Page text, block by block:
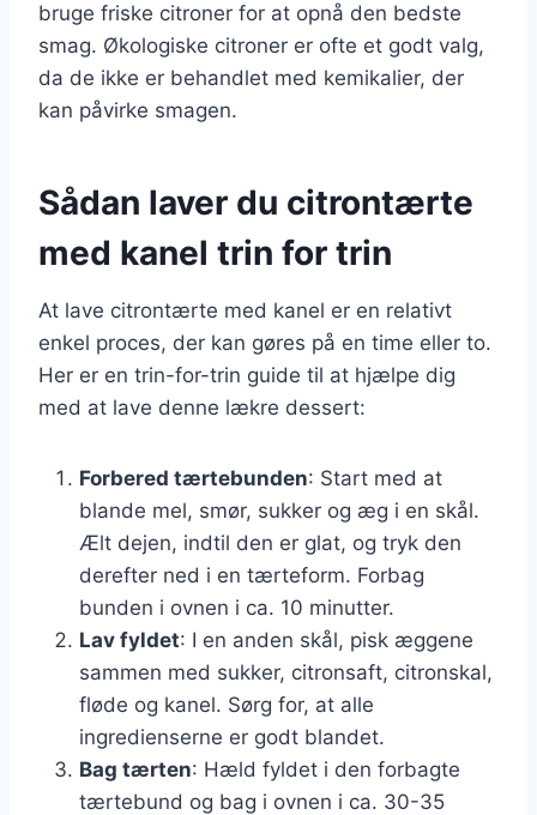
bruge friske citroner for at opnå den bedste
smag. Økologiske citroner er ofte et godt valg,
da de ikke er behandlet med kemikalier, der
kan påvirke smagen.
Sådan laver du citrontærte
med kanel trin for trin
At lave citrontærte med kanel er en relativt
enkel proces, der kan gøres på en time eller to.
Her er en trin-for-trin guide til at hjælpe dig
med at lave denne lækre dessert:
Forbered tærtebunden: Start med at
blande mel, smør, sukker og æg i en skål.
Ælt dejen, indtil den er glat, og tryk den
derefter ned i en tærteform. Forbag
bunden i ovnen i ca. 10 minutter.
Lav fyldet: I en anden skål, pisk æggene
sammen med sukker, citronsaft, citronskal,
fløde og kanel. Sørg for, at alle
ingredienserne er godt blandet.
Bag tærten: Hæld fyldet i den forbagte
tærtebund og bag i ovnen i ca. 30-35